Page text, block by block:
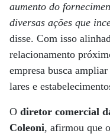
aumento do
diversas ações que
disse. Com isso
relacionamento
empresa busca
lares e
O diretor comercial
Coleoni, afirmou que